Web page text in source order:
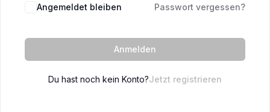
Angemeldet bleiben Passwort vergessen?
Anmelden
Du hast noch kein Konto?Jetzt registrieren